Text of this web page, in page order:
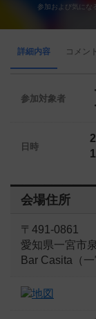
参加および気にな
詳細内容 コメント
参加対象者
日時
会場住所
〒491-0861
愛知県一宮市
Bar Casita（一